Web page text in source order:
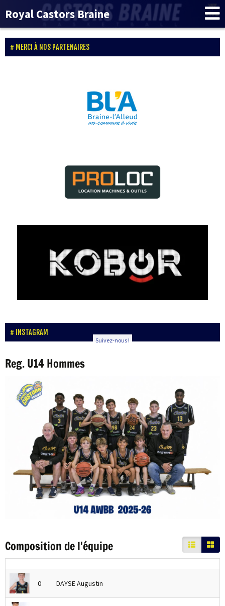
Royal Castors Braine
MERCI À NOS PARTENAIRES
INSTAGRAM
Suivez-nous !
Reg. U14 Hommes
Composition de l'équipe
0 DAYSE Augustin